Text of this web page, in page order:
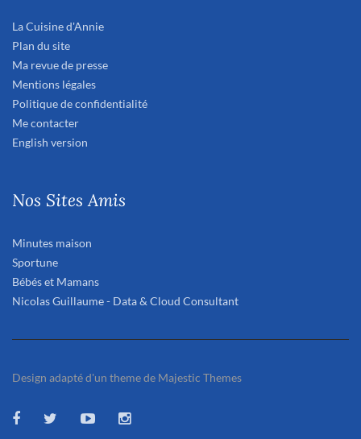
La Cuisine d'Annie
Plan du site
Ma revue de presse
Mentions légales
Politique de confidentialité
Me contacter
English version
Nos Sites Amis
Minutes maison
Sportune
Bébés et Mamans
Nicolas Guillaume - Data & Cloud Consultant
Design adapté d'un theme de Majestic Themes